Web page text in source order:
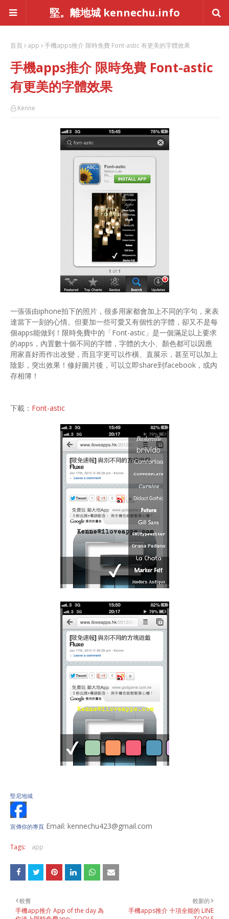
堅。離地城 kennechu.info
首頁 app 手機apps推介 限時免費 Font-astic 有更美的字體效果
手機apps推介 限時免費 Font-astic
有更美的字體效果
Kenne
一張張由iphone拍下的照片，很多用家都會加上不同的字句，來表
達當下一刻的心情。但要加一些可愛又有個性的字體，卻又不是每
個apps能做到！限時免費中的「Font-astic」是一個滿足以上要求
的apps，內置數十個不同的字體，字體的大小、顏色都可以因應
用家喜好而作出改變，而且字更可以作橫、直展示，甚至可以加上
陰影，突出效果！修好圖片後，可以立即share到facebook，或內
存相簿！
下載： Font-astic
堅尼地城
宣傳你的專頁 Email: kennechu423@gmail.com
Tags: app
較新的
手機apps推介 十項全能的 LINE
較舊
手機app推介 App of the day 為